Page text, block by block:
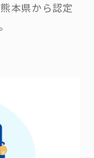
本県から認定